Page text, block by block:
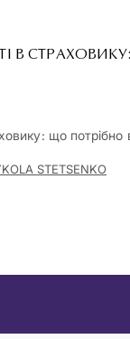
В
що
STETSENKO